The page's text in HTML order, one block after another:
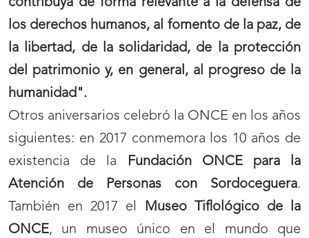
contribuya de forma relevante a la defensa de
los derechos humanos, al fomento de la paz, de
la libertad, de la solidaridad, de la protección
del patrimonio y, en general, al progreso de la
humanidad".
Otros aniversarios celebró la ONCE en los años
siguientes: en 2017 conmemora los 10 años de
existencia de la
Fundación ONCE para la
Atención de Personas con Sordoceguera.
También en 2017 el Museo Tiflológico de la
ONCE, un museo único en el mundo que